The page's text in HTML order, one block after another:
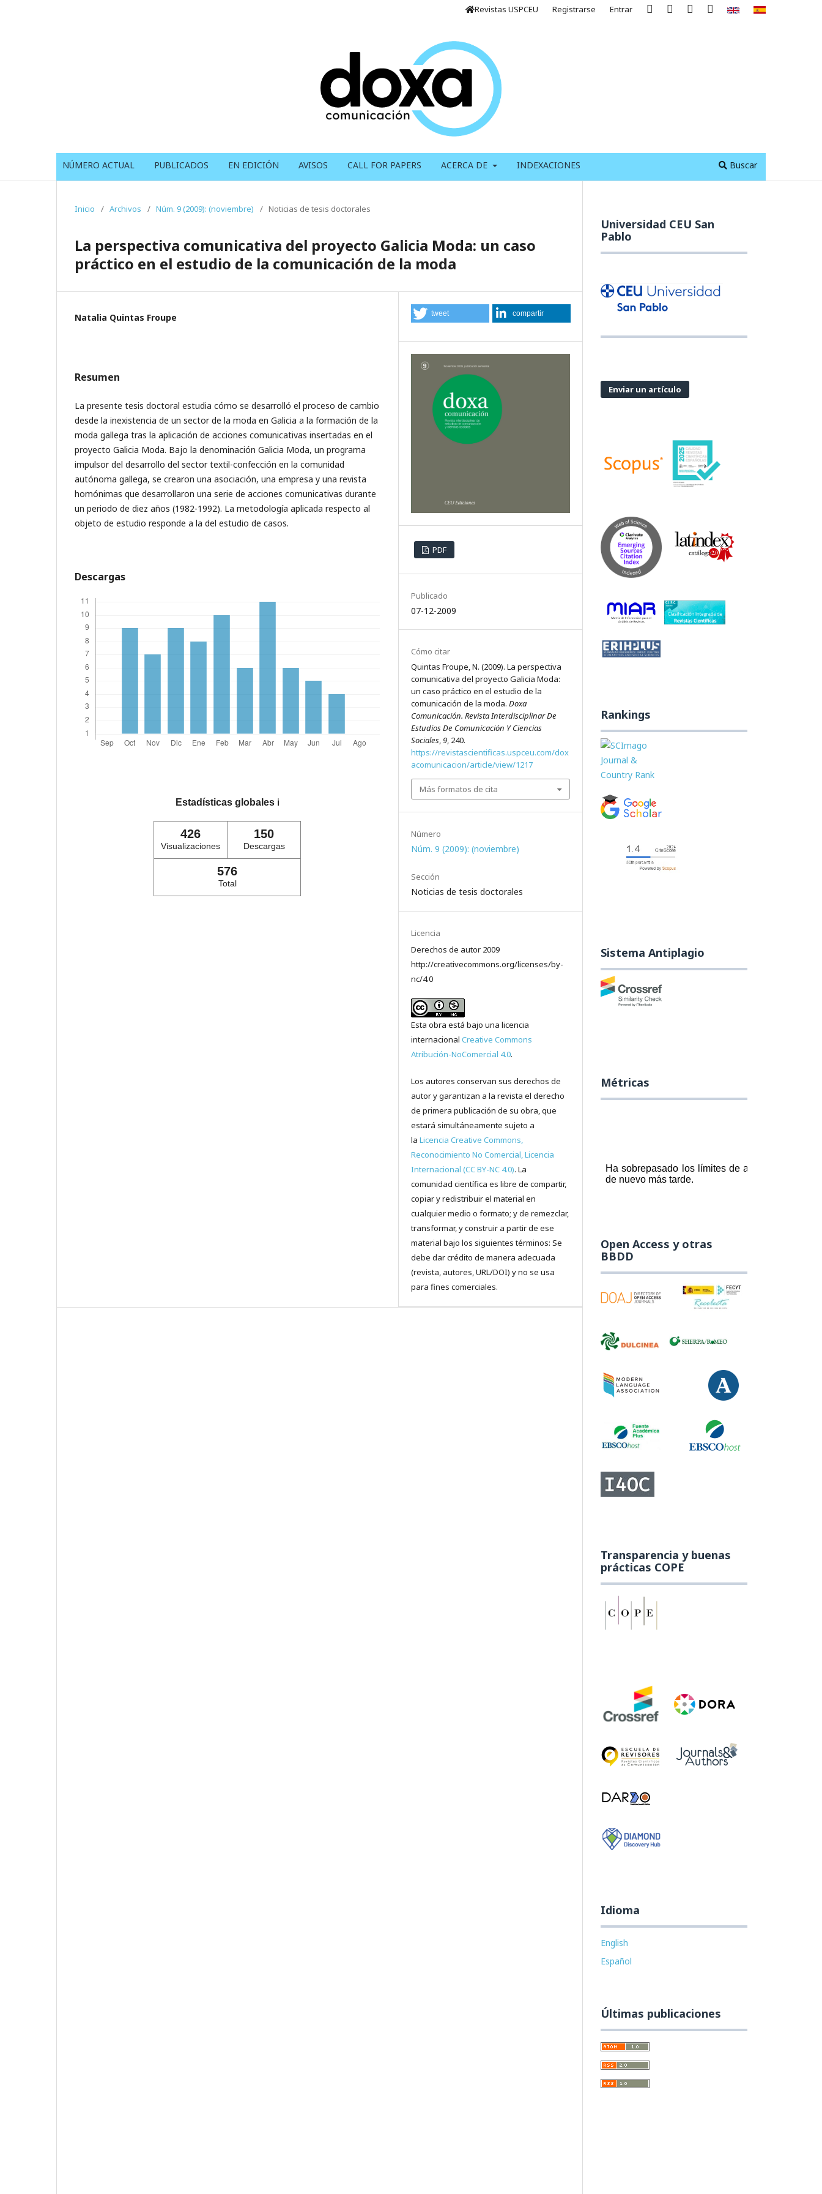
NÚMERO ACTUAL PUBLICADOS EN EDICIÓN AVISOS CALL FOR PAPERS ACERCA DE INDEXACIONES Buscar
Revistas USPCEU Registrarse Entrar
Inicio / Archivos / Núm. 9 (2009): (noviembre) / Noticias de tesis doctorales
La perspectiva comunicativa del proyecto Galicia Moda: un caso
práctico en el estudio de la comunicación de la moda
Natalia Quintas Froupe
Resumen
La presente tesis doctoral estudia cómo se desarrolló el proceso de cambio
desde la inexistencia de un sector de la moda en Galicia a la formación de la
moda gallega tras la aplicación de acciones comunicativas insertadas en el
proyecto Galicia Moda. Bajo la denominación Galicia Moda, un programa
impulsor del desarrollo del sector textil-confección en la comunidad
autónoma gallega, se crearon una asociación, una empresa y una revista
homónimas que desarrollaron una serie de acciones comunicativas durante
un periodo de diez años (1982-1992). La metodología aplicada respecto al
objeto de estudio responde a la del estudio de casos.
Descargas
Estadísticas globales ℹ️
426
Visualizaciones
150
Descargas
576
Total
PDF
Publicado
07-12-2009
Número
Núm. 9 (2009): (noviembre)
Sección
Noticias de tesis doctorales
Licencia
Derechos de autor 2009
http://creativecommons.org/licenses/by-
nc/4.0
Esta obra está bajo una licencia
internacionalCreative Commons
Atribución-NoComercial 4.0.
Los autores conservan sus derechos de
autor y garantizan a la revista el derecho
de primera publicación de su obra, que
estará simultáneamente sujeto a
laLicencia Creative Commons,
Reconocimiento No Comercial, Licencia
Internacional (CC BY-NC 4.0). La
comunidad científica es libre de compartir,
copiar y redistribuir el material en
cualquier medio o formato; y de remezclar,
transformar, y construir a partir de ese
material bajo los siguientes términos: Se
debe dar crédito de manera adecuada
(revista, autores, URL/DOI) y no se usa
para fines comerciales.
Cómo citar
Quintas Froupe, N. (2009). La perspectiva
comunicativa del proyecto Galicia Moda:
un caso práctico en el estudio de la
comunicación de la moda.Doxa
Comunicación. Revista Interdisciplinar De
Estudios De Comunicación Y Ciencias
Sociales,9, 240.
https://revistascientificas.uspceu.com/dox
acomunicacion/article/view/1217
Más formatos de cita
tweet compartir
Universidad CEU San
Pablo
Enviar un artículo
Rankings
Sistema Antiplagio
Métricas
Open Access y otras
BBDD
Transparencia y buenas
prácticas COPE
Idioma
English
Español
Últimas publicaciones